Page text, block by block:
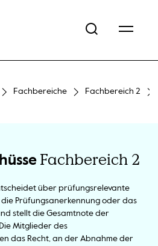
Fachbereiche Fachbereich 2
Fachbereich 2
über prüfungsrelevante
die Prüfungsanerkennung oder das
stellt die Gesamtnote der
Mitglieder des
das Recht, an der Abnahme der